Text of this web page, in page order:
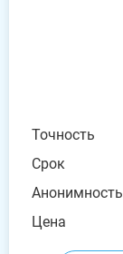
Точность
Срок
Анонимность
Цена